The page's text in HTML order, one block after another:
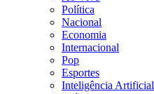
Política
Nacional
Economia
Internacional
Pop
Esportes
Inteligência Artificial